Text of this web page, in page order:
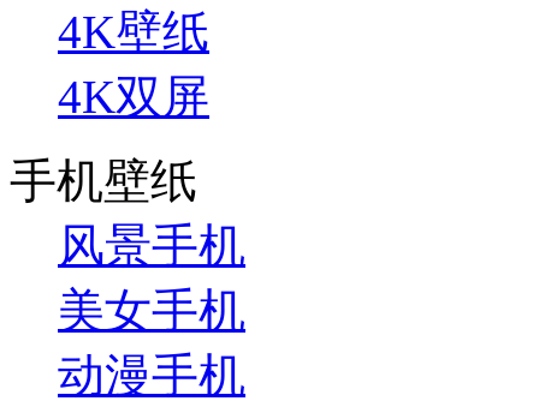
4K壁纸
4K双屏
手机壁纸
风景手机
美女手机
动漫手机